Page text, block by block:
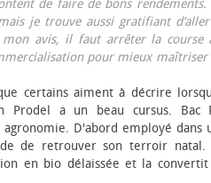
de faire de bons rendements.
je trouve aussi gratifiant
avis, il faut arrêter la course
pour mieux maîtriser
certains aiment à décrire
Prodel a un beau cursus. Bac
D'abord employé dans
de retrouver son terroir natal.
en bio délaissée et la